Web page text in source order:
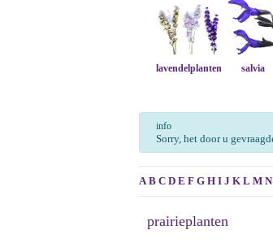
lavendelplanten salvia
info
Sorry, het door u
A B C D E F G H I J K L M N
prairieplanten